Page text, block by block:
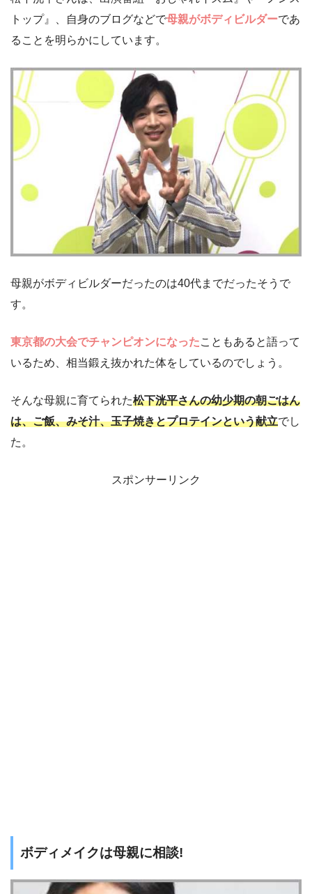
トップ』、自身のブログなどで母親がボディビルダーであ
ることを明らかにしています。
母親がボディビルダーだったのは40代までだったそうで
す。
東京都の大会でチャンピオンになったこともあると語って
いるため、相当鍛え抜かれた体をしているのでしょう。
そんな母親に育てられた松下洸平さんの幼少期の朝ごはん
は、ご飯、みそ汁、玉子焼きとプロテインという献立でし
た。
スポンサーリンク
ボディメイクは母親に相談!